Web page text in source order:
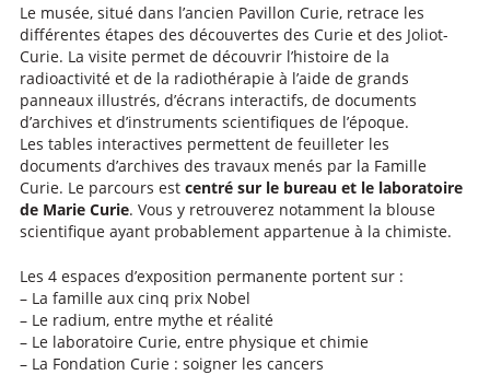
Le musée, situé dans l’ancien Pavillon Curie, retrace les
différentes étapes des découvertes des Curie et des Joliot-
Curie. La visite permet de découvrir l’histoire de la
radioactivité et de la radiothérapie à l’aide de grands
panneaux illustrés, d’écrans interactifs, de documents
d’archives et d’instruments scientifiques de l’époque.
Les tables interactives permettent de feuilleter les
documents d’archives des travaux menés par la Famille
Curie. Le parcours est centré sur le bureau et le laboratoire
de Marie Curie. Vous y retrouverez notamment la blouse
scientifique ayant probablement appartenue à la chimiste.
Les 4 espaces d’exposition permanente portent sur :
– La famille aux cinq prix Nobel
– Le radium, entre mythe et réalité
– Le laboratoire Curie, entre physique et chimie
– La Fondation Curie : soigner les cancers